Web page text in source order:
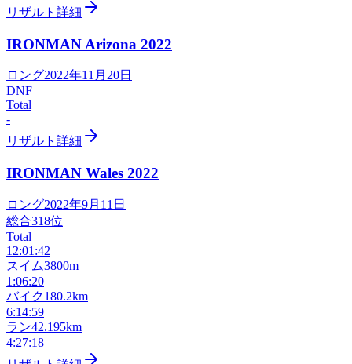
リザルト詳細
IRONMAN Arizona 2022
ロング2022年11月20日
DNF
Total
-
リザルト詳細
IRONMAN Wales 2022
ロング2022年9月11日
総合318位
Total
12:01:42
スイム3800m
1:06:20
バイク180.2km
6:14:59
ラン42.195km
4:27:18